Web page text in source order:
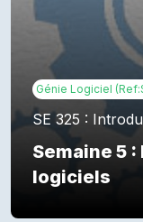
Génie Logiciel
SE 325 :
Semaine 5
logiciels